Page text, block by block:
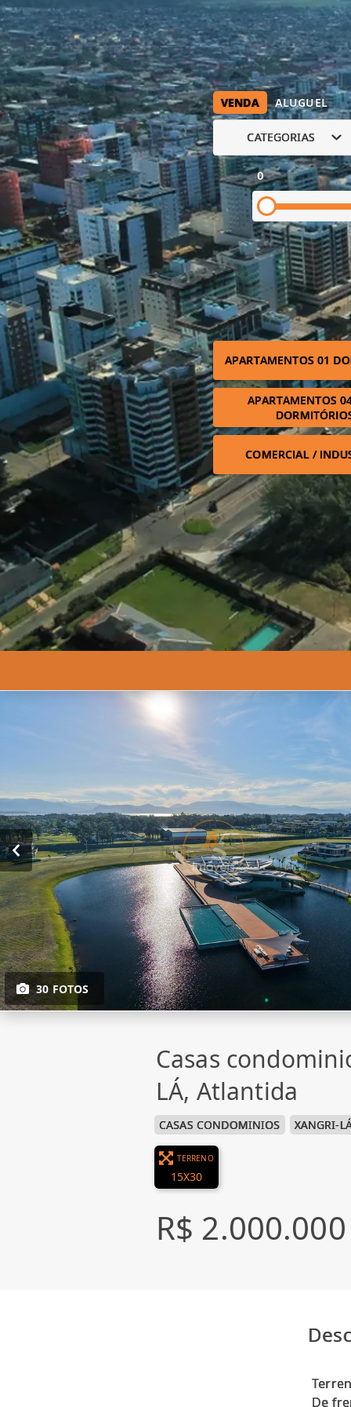
VENDA ALUGUEL
CATEGORIAS
0
APARTAMENTOS 01
APARTAMENTOS
COMERCIAL /
30 FOTOS
Casas
LÁ, Atlantida
CASAS CONDOMINIOS XANGRI-
TERRENO
15X30
R$ 2.000.000
De